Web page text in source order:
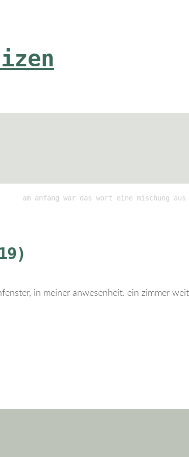
am anfang war das wort eine mischung aus
in meiner anwesenheit. ein zimmer